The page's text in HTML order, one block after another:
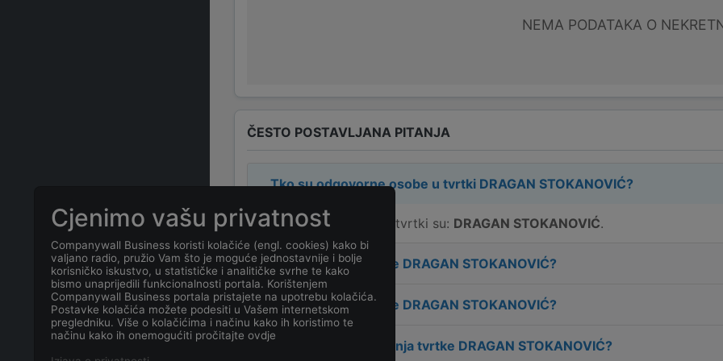
NEMA PODATAKA O
ČESTO POSTAVLJANA PITANJA
Tko su odgovorne osobe u tvrtki DRAGAN STOKANOVIĆ?
Odgovorne osobe u tvrtki su: DRAGAN STOKANOVIĆ.
Koja je adresa tvrtke DRAGAN STOKANOVIĆ?
Koji je kontakt tvrtke DRAGAN STOKANOVIĆ?
Koji je datum osnivanja tvrtke DRAGAN STOKANOVIĆ?
Cjenimo vašu privatnost
Companywall Business koristi kolačiće (engl. cookies) kako bi
valjano radio, pružio Vam što je moguće jednostavnije i bolje
korisničko iskustvo, u statističke i analitičke svrhe te kako
bismo unaprijedili funkcionalnosti portala. Korištenjem
Companywall Business portala pristajete na upotrebu kolačića.
Postavke kolačića možete podesiti u Vašem internetskom
pregledniku. Više o kolačićima i načinu kako ih koristimo te
načinu kako ih onemogućiti pročitajte ovdje